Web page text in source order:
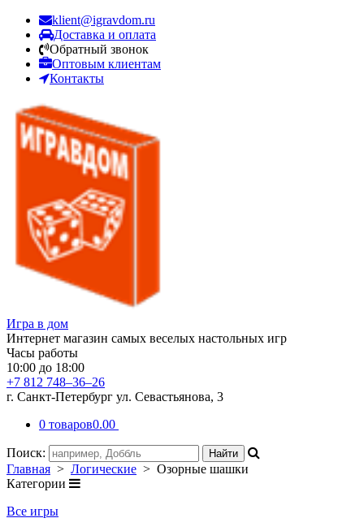
klient@igravdom.ru
Доставка и оплата
Обратный звонок
Оптовым клиентам
Контакты
Игра в дом
Интернет магазин самых веселых настольных игр
Часы работы
10:00 до 18:00
+7 812 748–36–26
г. Санкт-Петербург ул. Севастьянова, 3
0 товаров0.00
Поиск:
Главная > Логические > Озорные шашки
Категории
Все игры